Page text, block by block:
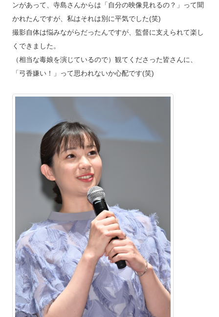
ンがあって、寺島さんからは「自分の映像見れるの？」って聞
かれたんですが、私はそれは別に平気でした(笑)
撮影自体は悩みながらだったんですが、監督に支えられて楽し
くできました。
（相当な毒娘を演じているので）観てくださった皆さんに、
「弓香嫌い！」って思われないか心配です(笑)